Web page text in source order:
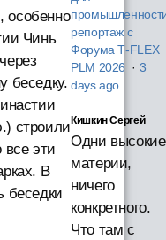
особенно
Чинь
беседку.
строили
эти
В
беседки
репортаж с
Форума T‑FLEX
PLM 2026 · 3
days ago
Кишкин Сергей
Одни высокие
материи,
ничего
конкретного.
Что там с